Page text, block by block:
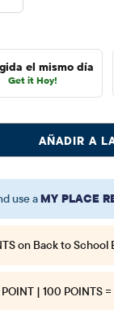
el mismo día
Get it Hoy!
AÑADIR A
use aMY PLACE
on Back to School
POINT | 100 POINTS